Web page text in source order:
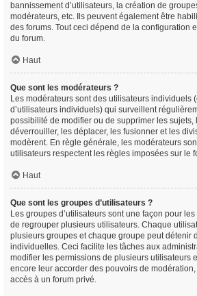
bannissement d’utilisateurs, la création de
modérateurs, etc. Ils peuvent également être
des forums. Tout ceci dépend de la configuration
du forum.
Haut
Que sont les modérateurs ?
Les modérateurs sont des utilisateurs individuels
d’utilisateurs individuels) qui surveillent
possibilité de modifier ou de supprimer les sujets,
déverrouiller, les déplacer, les fusionner et les
modèrent. En règle générale, les modérateurs
utilisateurs respectent les règles imposées sur le
Haut
Que sont les groupes d’utilisateurs ?
Les groupes d’utilisateurs sont une façon pour
de regrouper plusieurs utilisateurs. Chaque
plusieurs groupes et chaque groupe peut détenir
individuelles. Ceci facilite les tâches aux
modifier les permissions de plusieurs utilisateurs
encore leur accorder des pouvoirs de
accès à un forum privé.